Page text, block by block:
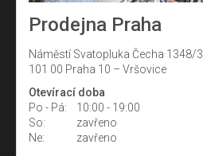
Prodejna Praha
Náměstí Svatopluka Čecha 1348/3
101 00 Praha 10 – Vršovice
Otevírací doba
Po - Pá:
10:00 - 19:00
So:
zavřeno
Ne:
zavřeno